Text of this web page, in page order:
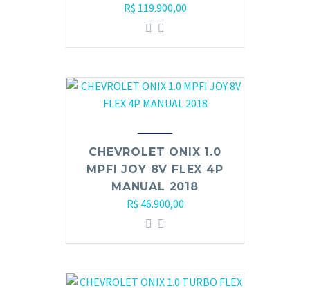
R$ 119.900,00
CHEVROLET ONIX 1.0
MPFI JOY 8V FLEX 4P
MANUAL 2018
R$ 46.900,00